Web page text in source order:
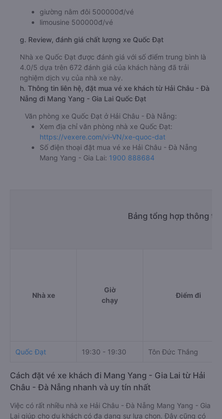
giường nằm đôi 500000đ/vé
limousine 500000đ/vé
g. Review, đánh giá chất lượng xe Quốc Đạt
Nhà xe Quốc Đạt được đánh giá với số điểm trung bình là
4.0/5 dựa trên 672 đánh giá của khách hàng đã trải
nghiệm dịch vụ của nhà xe này.
h. Thông tin liên hệ, đặt mua vé xe khách từ Hải Châu - Đà
Nẵng đi Mang Yang - Gia Lai Quốc Đạt
Văn phòng xe Quốc Đạt ở Hải Châu - Đà Nẵng:
Xem địa chỉ văn phòng nhà xe Quốc Đạt:
https://vexere.com/vi-VN/xe-quoc-dat
Số điện thoại đặt mua vé xe Hải Châu - Đà Nẵng
Mang Yang - Gia Lai: 1900 888684
Bảng tổng hợp thông
Nhà xe
Giờ
chạy
Điểm đi
Quốc Đạt 19:30 - 19:30 Tôn Đức Thắng
Cách đặt vé xe khách đi Mang Yang - Gia Lai từ Hải
Châu - Đà Nẵng nhanh và uy tín nhất
Việc có rất nhiều nhà xe Hải Châu - Đà Nẵng Mang Yang - Gia
Lai giúp cho du khách có đa dạng sự lựa chọn. Đây cũng có